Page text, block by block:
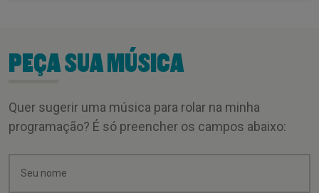
PEÇA SUA MÚSICA
Quer sugerir uma música para rolar na minha
programação? É só preencher os campos abaixo: